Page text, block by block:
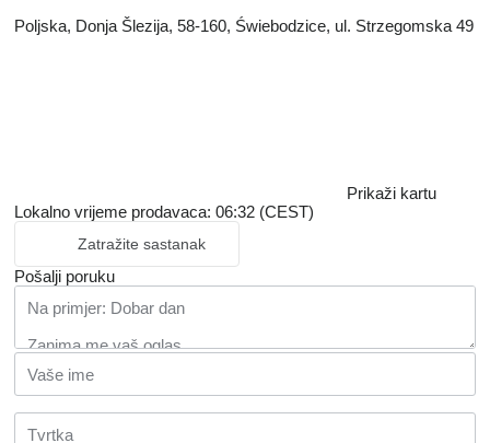
Poljska, Donja Šlezija, 58-160, Świebodzice, ul. Strzegomska 49
Prikaži kartu
Lokalno vrijeme prodavaca: 06:32 (CEST)
Zatražite sastanak
Pošalji poruku